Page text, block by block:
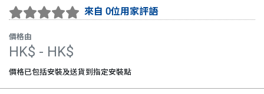
來自 0位用家評語
價格由
HK$ - HK$
價格已包括安裝及送貨到指定安裝點